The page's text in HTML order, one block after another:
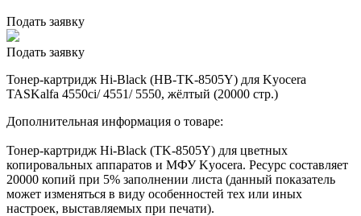
Подать заявку
Подать заявку
Тонер-картридж Hi-Black (HB-TK-8505Y) для Kyocera
TASKalfa 4550ci/ 4551/ 5550, жёлтый (20000 стр.)
Дополнительная информация о товаре:
Тонер-картридж Hi-Black (TK-8505Y) для цветных
копировальных аппаратов и МФУ Kyocera. Ресурс составляет
20000 копий при 5% заполнении листа (данный показатель
может изменяться в виду особенностей тех или иных
настроек, выставляемых при печати).